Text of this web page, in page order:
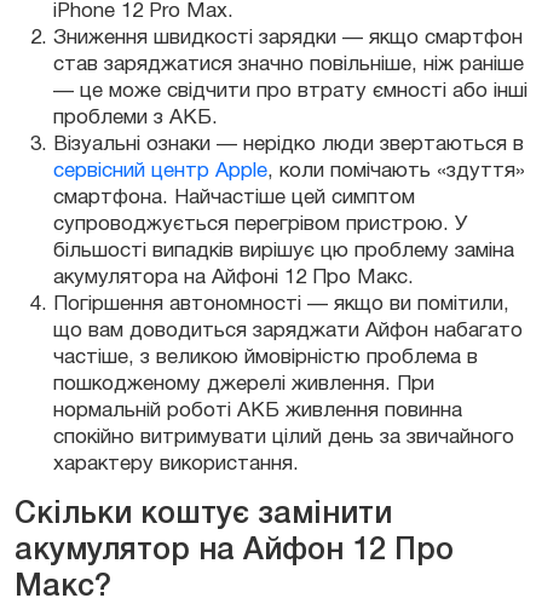
iPhone 12 Pro Max.
Зниження швидкості зарядки — якщо смартфон
став заряджатися значно повільніше, ніж раніше
— це може свідчити про втрату ємності або інші
проблеми з АКБ.
Візуальні ознаки — нерідко люди звертаються в
сервісний центр Apple, коли помічають «здуття»
смартфона. Найчастіше цей симптом
супроводжується перегрівом пристрою. У
більшості випадків вирішує цю проблему заміна
акумулятора на Айфоні 12 Про Макс.
Погіршення автономності — якщо ви помітили,
що вам доводиться заряджати Айфон набагато
частіше, з великою ймовірністю проблема в
пошкодженому джерелі живлення. При
нормальній роботі АКБ живлення повинна
спокійно витримувати цілий день за звичайного
характеру використання.
Скільки коштує замінити
акумулятор на Айфон 12 Про
Макс?